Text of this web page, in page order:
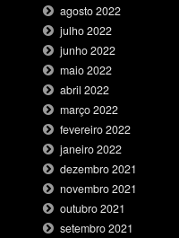
agosto 2022
julho 2022
junho 2022
maio 2022
abril 2022
março 2022
fevereiro 2022
janeiro 2022
dezembro 2021
novembro 2021
outubro 2021
setembro 2021